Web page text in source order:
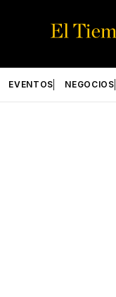
EVENTOS NEGOCIOS